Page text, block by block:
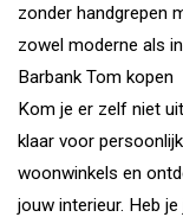
zonder handgrepen
zowel moderne als
Barbank Tom kopen
Kom je er zelf niet
klaar voor
woonwinkels en
jouw interieur. Heb